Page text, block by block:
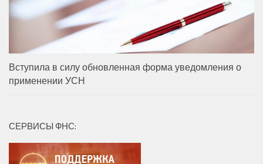
Вступила в силу обновленная форма уведомления о
применении УСН
СЕРВИСЫ ФНС: